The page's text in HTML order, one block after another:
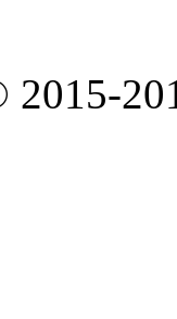
2015-